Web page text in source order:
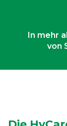
In mehr
von